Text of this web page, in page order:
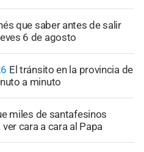
que saber antes de salir
6 de agosto
El tránsito en la provincia de
a minuto
miles de santafesinos
cara a cara al Papa